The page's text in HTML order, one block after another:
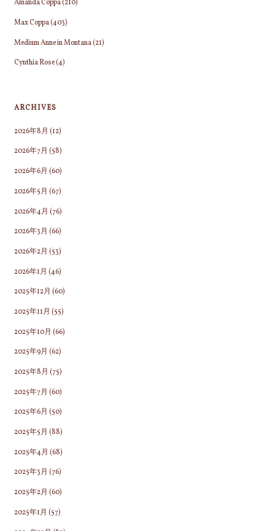
Amanda Coppa(210)
Max Coppa(403)
Medium Anne in Montana(21)
Cynthia Rose(4)
ARCHIVES
2026年8月 (12)
2026年7月 (58)
2026年6月 (60)
2026年5月 (67)
2026年4月 (76)
2026年3月 (66)
2026年2月 (53)
2026年1月 (46)
2025年12月 (60)
2025年11月 (55)
2025年10月 (66)
2025年9月 (62)
2025年8月 (75)
2025年7月 (60)
2025年6月 (50)
2025年5月 (88)
2025年4月 (68)
2025年3月 (76)
2025年2月 (60)
2025年1月 (57)